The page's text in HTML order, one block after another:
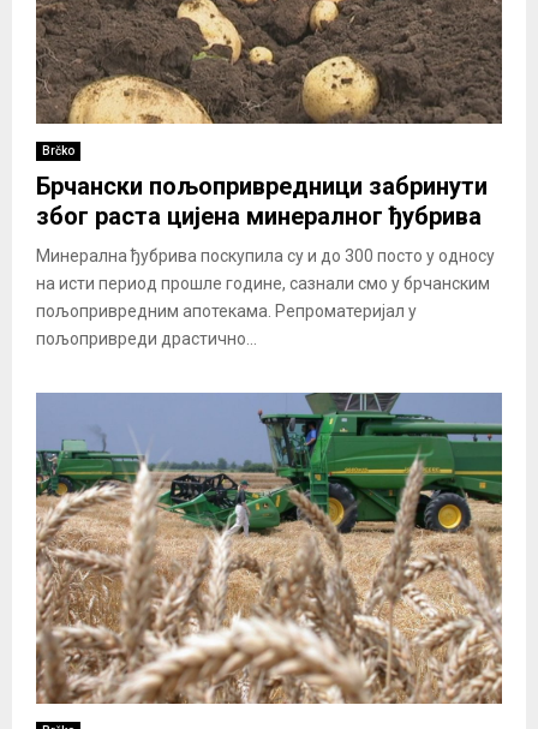
Brčko
Брчански пољопривредници забринути
због раста цијена минералног ђубрива
Минерална ђубрива поскупила су и до 300 посто у односу
на исти период прошле године, сазнали смо у брчанским
пољопривредним апотекама. Репроматеријал у
пољопривреди драстично...